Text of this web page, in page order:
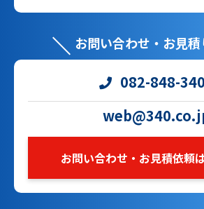
お問い合わせ・お見積
082-848-
お問い合わせ・お見積依頼